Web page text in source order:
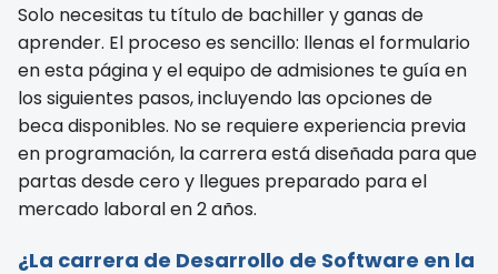
Solo necesitas tu título de bachiller y ganas de
aprender. El proceso es sencillo: llenas el formulario
en esta página y el equipo de admisiones te guía en
los siguientes pasos, incluyendo las opciones de
beca disponibles. No se requiere experiencia previa
en programación, la carrera está diseñada para que
partas desde cero y llegues preparado para el
mercado laboral en 2 años.
¿La carrera de Desarrollo de Software en la